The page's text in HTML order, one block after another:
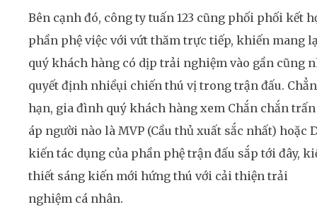
Bên cạnh đó, công ty tuấn 123 cũng phối phối kết
phần phệ việc với vứt thăm trực tiếp, khiến mang
quý khách hàng có dịp trải nghiệm vào gần cũng
quyết định nhiềụi chiến thú vị trong trận đấu.
hạn, gia đình quý khách hàng xem Chắn chắn trấn
áp người nào là MVP (Cầu thủ xuất sắc nhất) hoặc
kiến tác dụng của phần phệ trận đấu sắp tới đây,
thiết sáng kiến mới hứng thú với cải thiện trải
nghiệm cá nhân.